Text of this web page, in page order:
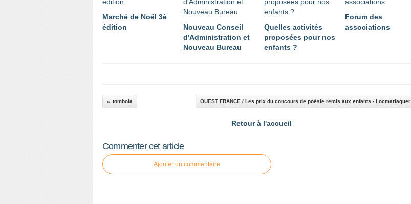
Marché de Noël 3è
édition
Nouveau Conseil
d'Administration et
Nouveau Bureau
Quelles activités
proposées pour nos
enfants ?
Forum des
associations
tombola OUEST FRANCE / Les prix du concours de poésie remis aux enfants - Locmariaquer
Retour à l'accueil
Commenter cet article
Ajouter un commentaire